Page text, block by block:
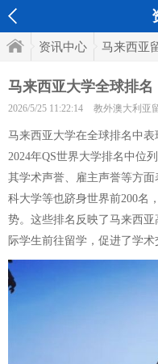
资讯中心 马来西亚
马来西亚大学全球排名
2026/5/25 11:22:14 教外澳大利亚
马来西亚大学在全球排名中表
2024年QS世界大学排名中位
其学术声誉、雇主声誉等方
科大学等也跻身世界前200名
势。这些排名反映了马来西
际学生前往留学，促进了学术